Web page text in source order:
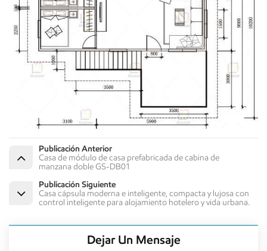
Publicación Anterior
Casa de módulo de casa prefabricada de cabina de
manzana doble GS-DB01
Publicación Siguiente
Casa cápsula moderna e inteligente, compacta y lujosa con
control inteligente para alojamiento hotelero y vida urbana.
Dejar Un Mensaje